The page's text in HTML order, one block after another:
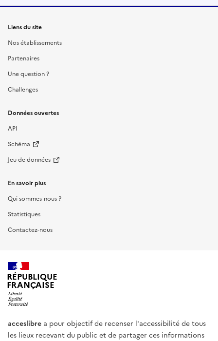
Liens du site
Nos établissements
Partenaires
Une question ?
Challenges
Données ouvertes
API
Schéma
Jeu de données
En savoir plus
Qui sommes-nous ?
Statistiques
Contactez-nous
RÉPUBLIQUE
FRANÇAISE
acceslibre a pour objectif de recenser l'accessibilité de tous
les lieux recevant du public et de partager ces informations